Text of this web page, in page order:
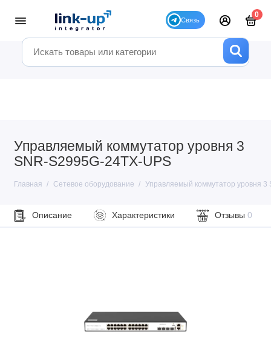
0
Управляемый коммутатор уровня 3
SNR-S2995G-24TX-UPS
Главная Сетевое оборудование Управляемый коммутатор уровня 3
Описание Характеристики Отзывы 0